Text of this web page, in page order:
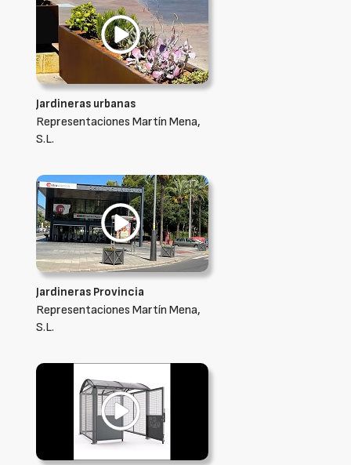
Jardineras urbanas
Representaciones Martín Mena,
S.L.
Jardineras Provincia
Representaciones Martín Mena,
S.L.